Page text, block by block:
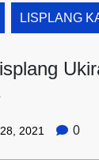
LISPLANG
2021 0